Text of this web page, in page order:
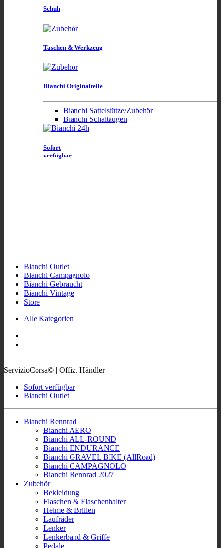
Schuh
Taschen & Werkzeug
Bianchi Originalteile
Bianchi Sattelstütze/Zubehör
Bianchi Schaltaugen
Sofort
verfügbar
Bianchi Outlet
Bianchi Campagnolo
Bianchi Gebraucht
Bianchi Vintage
Store
Alle Kategorien
ServizioCorsa© | Offiz. Händler
Sofort verfügbar
Bianchi Outlet
Bianchi Rennrad
Bianchi AERO
Bianchi ALL-ROUND
Bianchi ENDURANCE
Bianchi GRAVEL BIKE (AllRoad)
Bianchi CAMPAGNOLO
Bianchi Rennrad 2027
Zubehör
Bekleidung
Flaschen & Flaschenhalter
Helme & Brillen
Laufräder
Lenker
Lenkerband & Griffe
Pedale